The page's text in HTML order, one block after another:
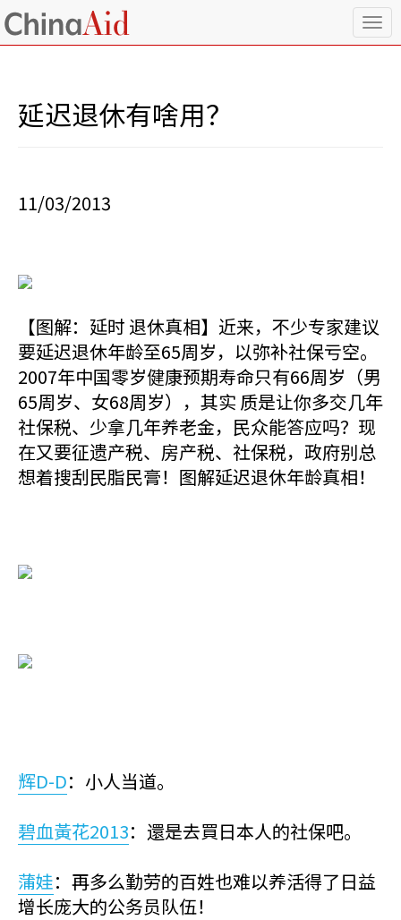
T
o
延迟退休有啥用？
11/03/2013
【图解：延时 退休真相】近来，不少专家建议
要延迟退休年龄至65周岁，以弥补社保亏空。
2007年中国零岁健康预期寿命只有66周岁（男
65周岁、女68周岁），其实 质是让你多交几年
社保税、少拿几年养老金，民众能答应吗？现
在又要征遗产税、房产税、社保税，政府别总
想着搜刮民脂民膏！图解延迟退休年龄真相！
辉D-D：小人当道。
碧血黃花2013：還是去買日本人的社保吧。
蒲娃：再多么勤劳的百姓也难以养活得了日益
增长庞大的公务员队伍！